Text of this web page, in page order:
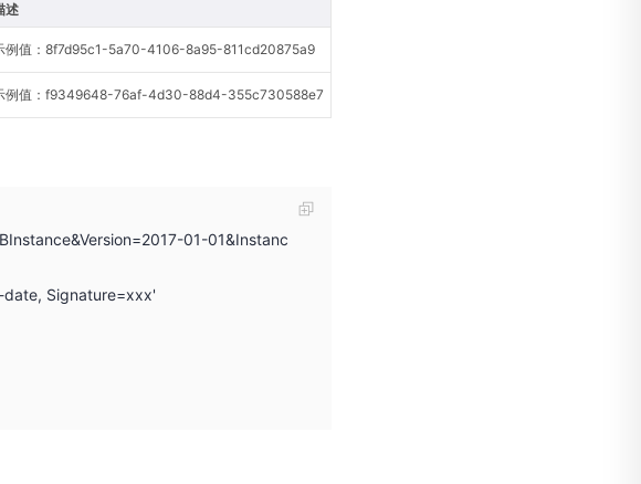
述
例值：8f7d95c1-5a70-4106-8a95-811cd20875a9
例值：f9349648-76af-4d30-88d4-355c730588e7
01-01&Instanc
Signature=xxx'